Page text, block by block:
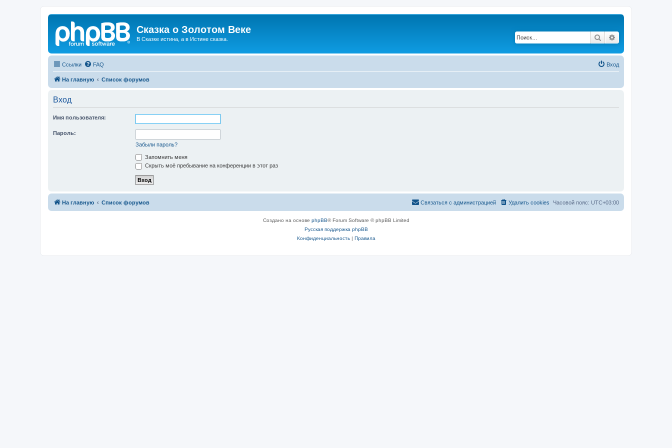
Сказка о Золотом Веке
В Сказке истина, а в Истине сказка. Поиск
Ссылки FAQ Вход
На главную Список форумов
Вход
Имя пользователя:
Пароль:
Забыли пароль?
Запомнить меня
Скрыть моё пребывание на конференции в этот раз
На главную Список форумов Часовой пояс: UTC+03:00
Удалить cookies
Связаться с администрацией
Создано на основе phpBB® Forum Software © phpBB Limited
Русская поддержка phpBB
Конфиденциальность| Правила